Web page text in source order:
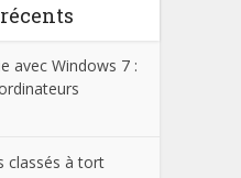
avec Windows 7 :
classés à tort